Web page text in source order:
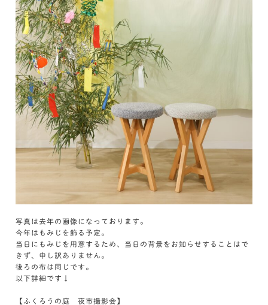
写真は去年の画像になっております。
今年はもみじを飾る予定。
当日にもみじを用意するため、当日の背景をお知らせすることはで
きず、申し訳ありません。
後ろの布は同じです。
以下詳細です↓
【ふくろうの庭 夜市撮影会】